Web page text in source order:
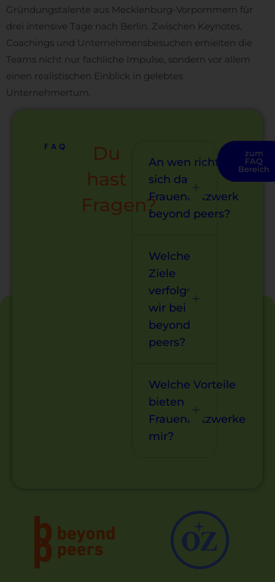
Gründungstalente aus Mecklenburg-Vorpommern für
drei intensive Tage nach Berlin. Zwischen Keynotes,
Coachings und Unternehmensbesuchen erhielten die
Teams nicht nur fachliche Impulse, sondern vor allem
einen realistischen Einblick in gelebtes
Unternehmertum.
FAQ
Du
hast
Fragen?
An wen richtet
sich das
Frauennetzwerk
beyond peers?
Welche
Ziele
verfolgen
wir bei
beyond
peers?
Welche Vorteile
bieten
Frauennetzwerke
mir?
zum
FAQ
Bereich